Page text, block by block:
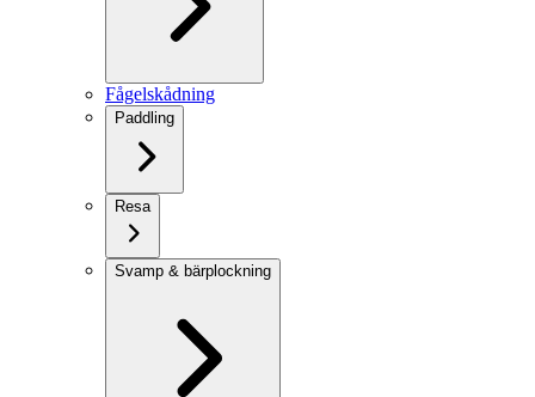
Fågelskådning
Paddling
Resa
Svamp & bärplockning